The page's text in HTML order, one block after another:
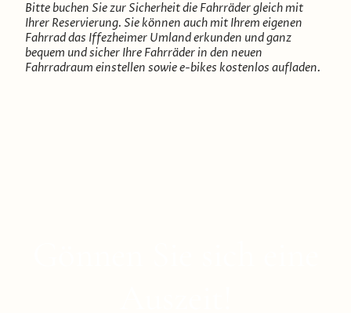
Bitte buchen Sie zur Sicherheit die Fahrräder gleich mit
Ihrer Reservierung. Sie können auch mit Ihrem eigenen
Fahrrad das Iffezheimer Umland erkunden und ganz
bequem und sicher Ihre Fahrräder in den neuen
Fahrradraum einstellen sowie e-bikes kostenlos aufladen.